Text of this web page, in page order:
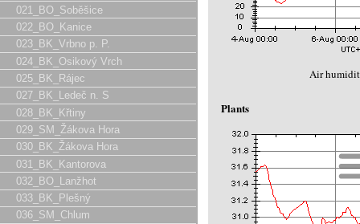
021_BO_Soběšice
022_BO_Kanice
023_BK_Vrbno p. P.
024_BK_Osikový Vrch
025_BK_Rájec
027_BK_Ledeč n. S
028_BK_Křtiny
029_SM_Žákova Hora
030_BK_Žákova Hora
031_BK_Kantorova
032_BO_Lanžhot
033_BK_Plešný
036_SM_Chlum
Air
Plants